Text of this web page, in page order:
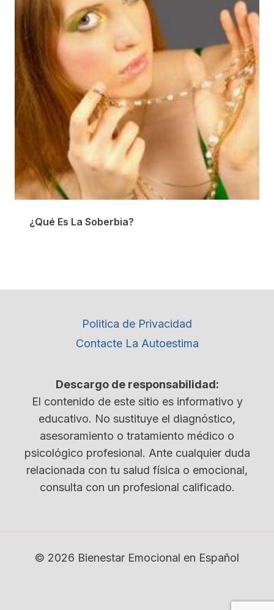
¿Qué Es La Soberbia?
Politica de Privacidad
Contacte La Autoestima
Descargo de responsabilidad:
El contenido de este sitio es informativo y
educativo. No sustituye el diagnóstico,
asesoramiento o tratamiento médico o
psicológico profesional. Ante cualquier duda
relacionada con tu salud física o emocional,
consulta con un profesional calificado.
© 2026 Bienestar Emocional en Español